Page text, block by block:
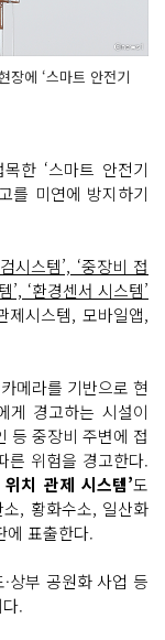
장에 ‘스마트 안전기
한 ‘스마트 안전기
를 미연에 방지하기
시스템’, ‘중장비 접
‘환경센서 시스템’
제시스템, 모바일앱,
메라를 기반으로 현
게 경고하는 시설이
등 중장비 주변에 접
른 위험을 경고한다.
위치 관제 시스템’도
, 황화수소, 일산화
에 표출한다.
상부 공원화 사업 등
.